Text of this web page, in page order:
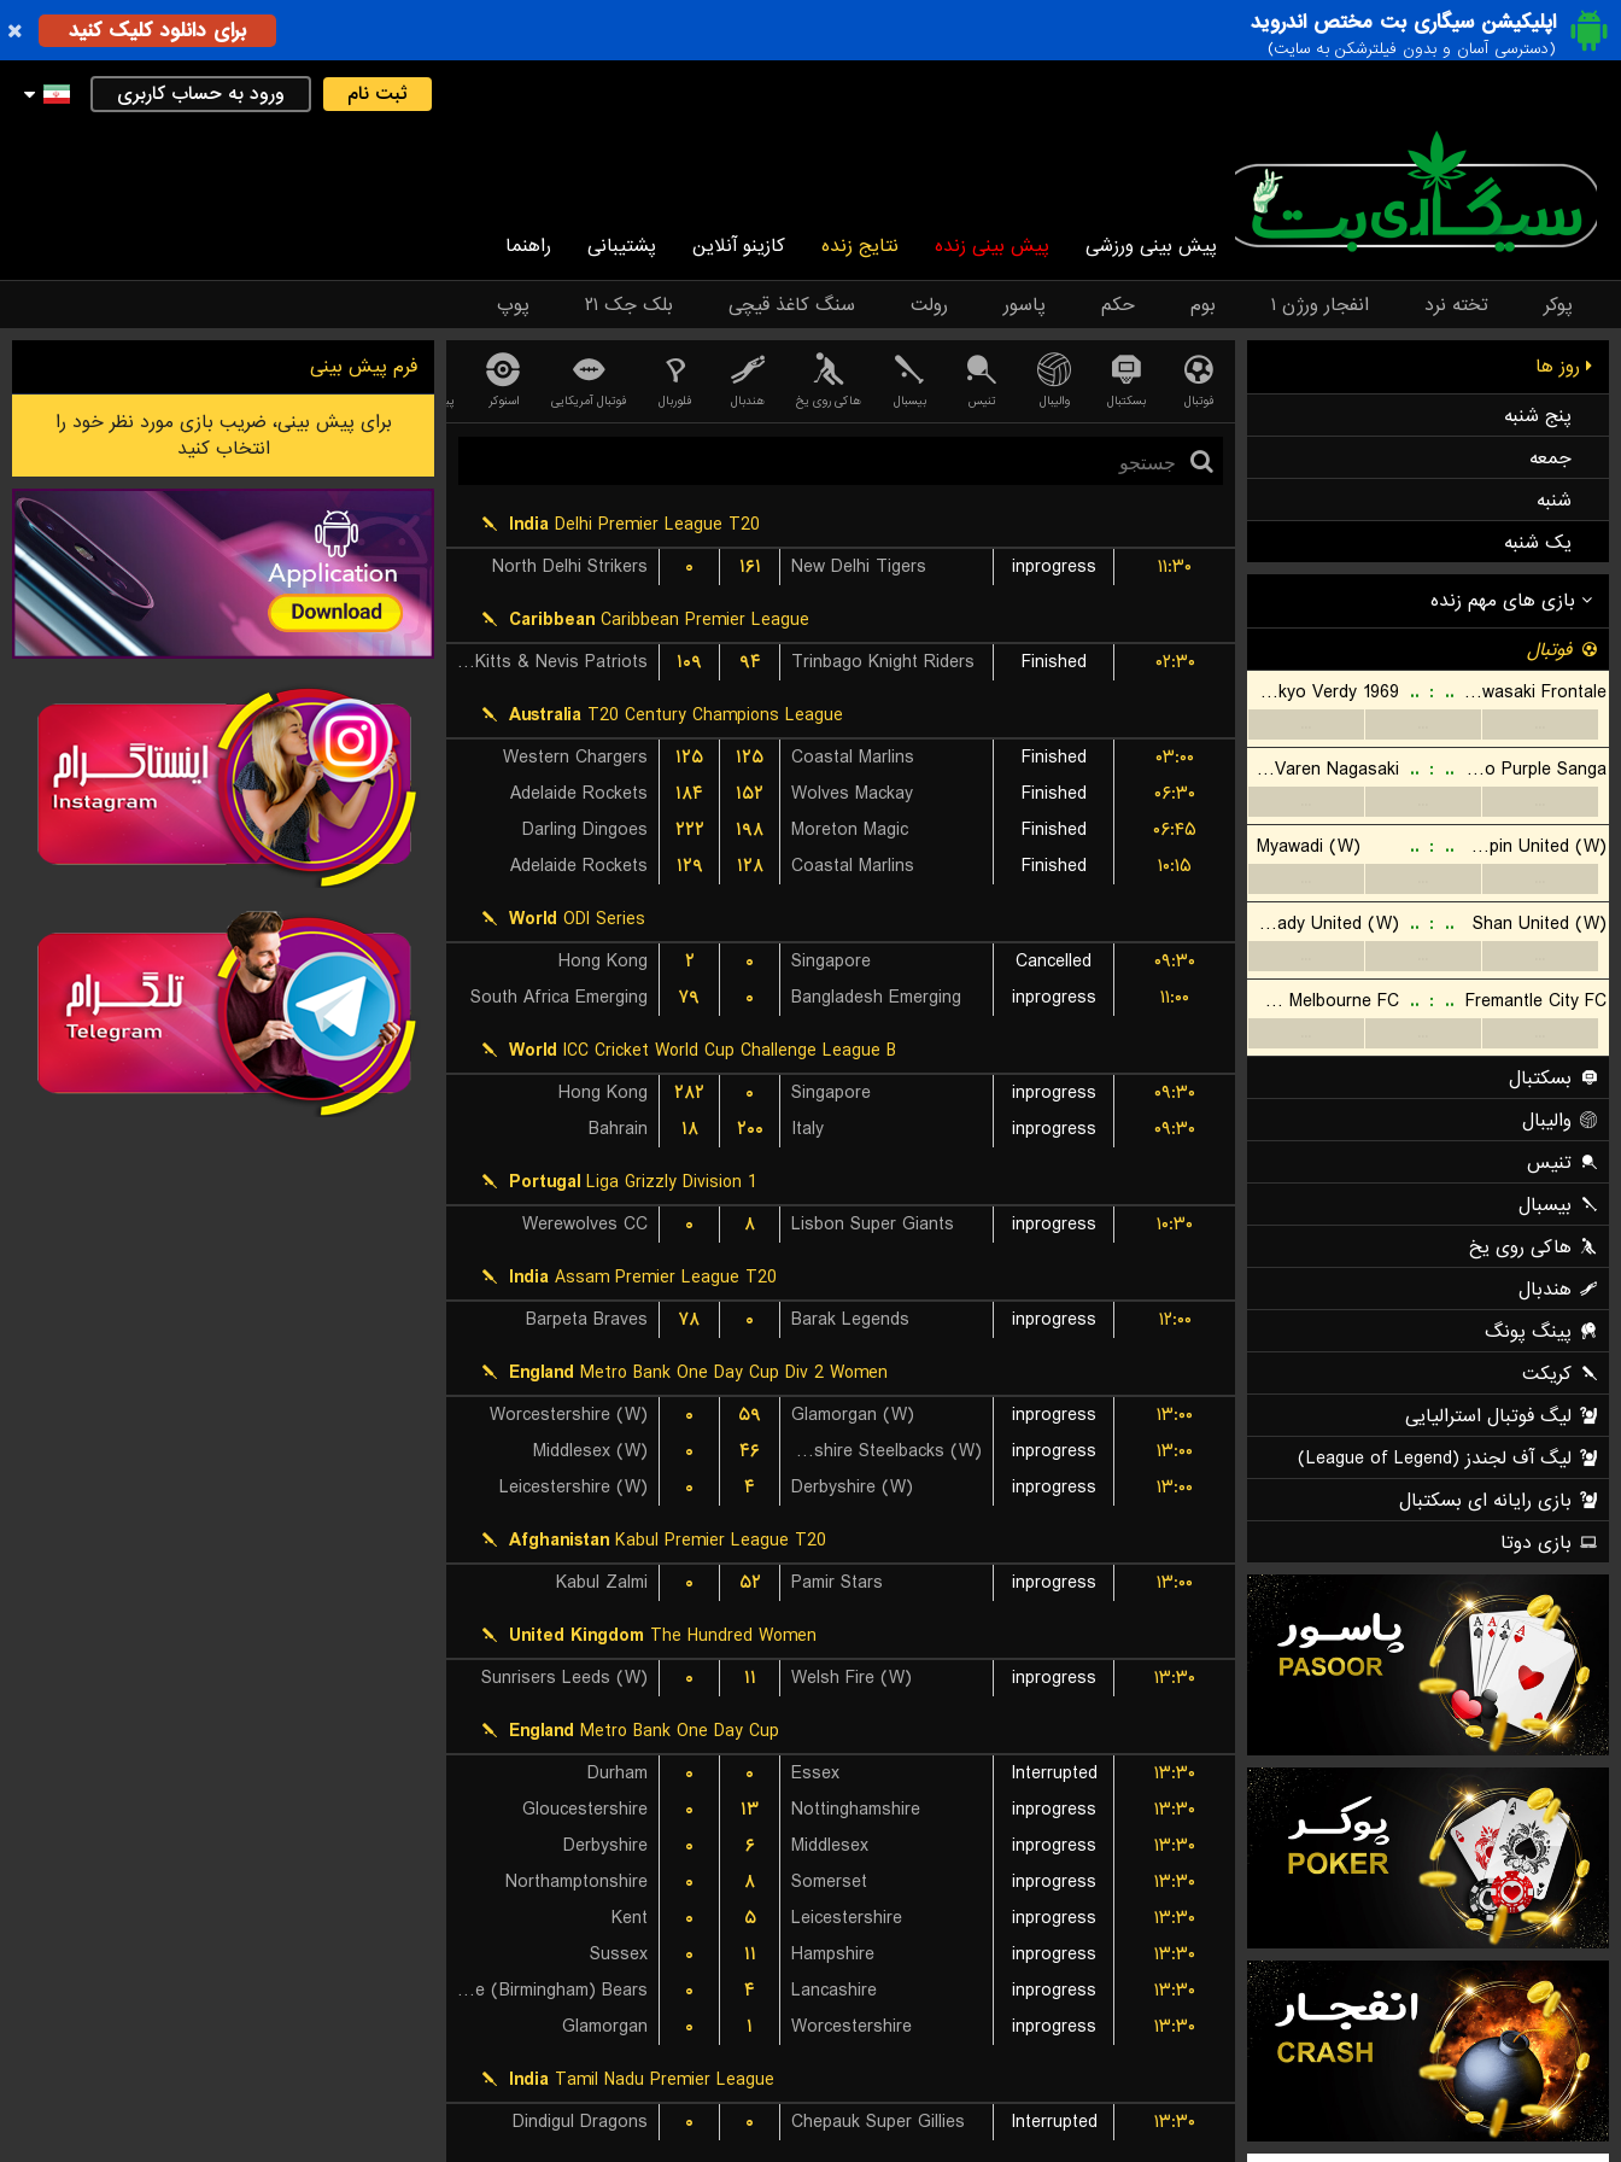
اپلیکیشن سیگاری بت مختص اندروید
(دسترسی آسان و بدون فیلترشکن به سایت)
برای دانلود کلیک کنید
ثبت نام ورود به حساب کاربری
پیش بینی ورزشی پیش بینی زنده نتایج زنده کازینو آنلاین پشتیبانی راهنما
پوکر تخته نرد انفجار ورژن ۱ بوم حکم پاسور رولت سنگ کاغذ قیچی بلک جک ۲۱ پوپ
روز ها
پنج شنبه
جمعه
شنبه
یک شنبه
فوتبال بسکتبال والیبال تنیس بیسبال هاکی روی یخ هندبال فلوربال فوتبال آمریکایی اسنوکر پینگ پونگ
India Delhi Premier League T20
North Delhi Strikers
۰ ۱۶۱ New Delhi Tigers inprogress
۱۱:۳۰
Caribbean Caribbean Premier League
St Kitts & Nevis Patriots
۱۰۹ ۹۴ Trinbago Knight Riders Finished
۰۲:۳۰
Australia T20 Century Champions League
Western Chargers
۱۲۵ ۱۲۵ Coastal Marlins Finished
۰۳:۰۰
Adelaide Rockets
۱۸۴ ۱۵۲ Wolves Mackay Finished
۰۶:۳۰
Darling Dingoes
۲۲۲ ۱۹۸ Moreton Magic Finished
۰۶:۴۵
Adelaide Rockets
۱۲۹ ۱۲۸ Coastal Marlins Finished
۱۰:۱۵
World ODI Series
Hong Kong
۲ ۰ Singapore Cancelled
۰۹:۳۰
South Africa Emerging
۷۹ ۰ Bangladesh Emerging inprogress
۱۱:۰۰
World ICC Cricket World Cup Challenge League B
Hong Kong
۲۸۲ ۰ Singapore inprogress
۰۹:۳۰
Bahrain
۱۸ ۲۰۰ Italy inprogress
۰۹:۳۰
Portugal Liga Grizzly Division 1
Werewolves CC
۰ ۸ Lisbon Super Giants inprogress
۱۰:۳۰
India Assam Premier League T20
Barpeta Braves
۷۸ ۰ Barak Legends inprogress
۱۲:۰۰
England Metro Bank One Day Cup Div 2 Women
Worcestershire (W)
۰ ۵۹ Glamorgan (W) inprogress
۱۳:۰۰
Middlesex (W)
۰ ۴۶ Northamptonshire Steelbacks (W) inprogress
۱۳:۰۰
Leicestershire (W)
۰ ۴ Derbyshire (W) inprogress
۱۳:۰۰
Afghanistan Kabul Premier League T20
Kabul Zalmi
۰ ۵۲ Pamir Stars inprogress
۱۳:۰۰
United Kingdom The Hundred Women
Sunrisers Leeds (W)
۰ ۱۱ Welsh Fire (W) inprogress
۱۳:۳۰
England Metro Bank One Day Cup
Durham
۰ ۰ Essex Interrupted
۱۳:۳۰
Gloucestershire
۰ ۱۳ Nottinghamshire inprogress
۱۳:۳۰
Derbyshire
۰ ۶ Middlesex inprogress
۱۳:۳۰
Northamptonshire
۰ ۸ Somerset inprogress
۱۳:۳۰
Kent
۰ ۵ Leicestershire inprogress
۱۳:۳۰
Sussex
۰ ۱۱ Hampshire inprogress
۱۳:۳۰
Warwickshire (Birmingham) Bears
۰ ۴ Lancashire inprogress
۱۳:۳۰
Glamorgan
۰ ۱ Worcestershire inprogress
۱۳:۳۰
India Tamil Nadu Premier League
Dindigul Dragons
۰ ۰ Chepauk Super Gillies Interrupted
۱۳:۳۰
فرم پیش بینی
برای پیش بینی، ضریب بازی مورد نظر خود را
انتخاب کنید